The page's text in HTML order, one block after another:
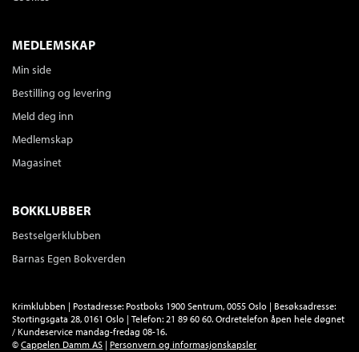
MEDLEMSKAP
Min side
Bestilling og levering
Meld deg inn
Medlemskap
Magasinet
BOKKLUBBER
Bestselgerklubben
Barnas Egen Bokverden
Krimklubben | Postadresse: Postboks 1900 Sentrum, 0055 Oslo | Besøksadresse:
Stortingsgata 28, 0161 Oslo | Telefon: 21 89 60 60. Ordretelefon åpen hele døgnet
/ Kundeservice mandag-fredag 08-16.
© Cappelen Damm AS | Personvern og informasjonskapsler